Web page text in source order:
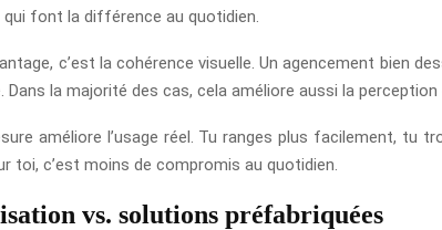
qui font la différence au quotidien.
c’est la cohérence visuelle. Un agencement bien
Dans la majorité des cas, cela améliore aussi la
améliore l’usage réel. Tu ranges plus facilement,
toi, c’est moins de compromis au quotidien.
vs. solutions préfabriquées